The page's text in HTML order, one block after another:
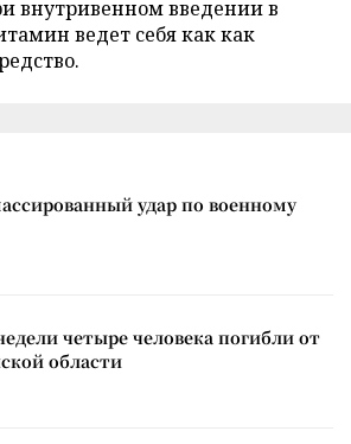
внутривенном введении в
ведет себя как как
удар по военному
четыре человека погибли от
области